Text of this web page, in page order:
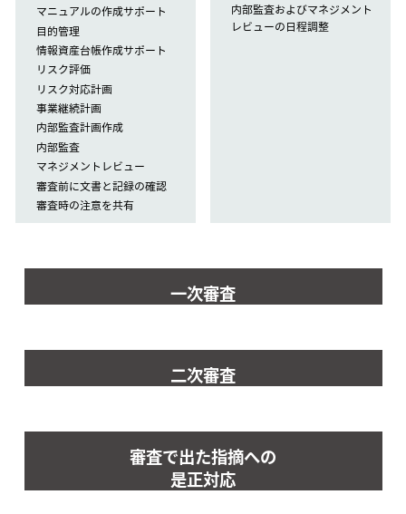
マニュアルの作成サポート
目的管理
情報資産台帳作成サポート
リスク評価
リスク対応計画
事業継続計画
内部監査計画作成
内部監査
マネジメントレビュー
審査前に文書と記録の確認
審査時の注意を共有
内部監査およびマネジメント
レビューの日程調整
一次審査
二次審査
審査で出た指摘への
是正対応